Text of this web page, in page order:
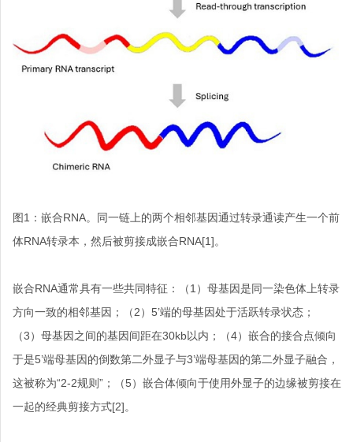
图1 ：嵌合RNA。
同一链上的两个相邻基因通过转录通读产生一个前
体RNA转录本，然后被剪接成嵌合RNA[1]。
嵌合RNA通常具有一些共同特征：（1 ）母基因是同一染色体上转录
方向一致的相邻基因；（2） 5’端的母基因处于活跃转录状态；
（3）母基因之间的基因间距在30kb以内；（4）嵌合的接合点倾向
于是5’端母基因的倒数第二外显子与3’端母基因的第二外显子融合，
这被称为“2-2规则”；（5）嵌合体倾向于使用外显子的边缘被剪接在
一起的经典剪接方式[2]。